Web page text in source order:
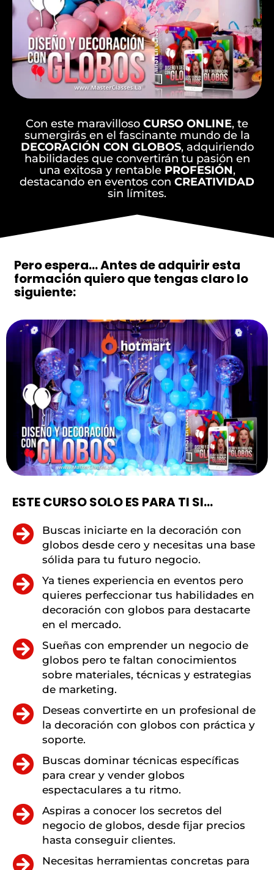
Con este maravilloso CURSO ONLINE, te
sumergirás en el fascinante mundo de la
DECORACIÓN CON GLOBOS, adquiriendo
habilidades que convertirán tu pasión en
una exitosa y rentable PROFESIÓN,
destacando en eventos con CREATIVIDAD
sin límites.
Pero espera… Antes de adquirir esta
formación quiero que tengas claro lo
siguiente:
ESTE CURSO SOLO ES PARA TI SI...
Buscas iniciarte en la decoración con
globos desde cero y necesitas una base
sólida para tu futuro negocio.
Ya tienes experiencia en eventos pero
quieres perfeccionar tus habilidades en
decoración con globos para destacarte
en el mercado.
Sueñas con emprender un negocio de
globos pero te faltan conocimientos
sobre materiales, técnicas y estrategias
de marketing.
Deseas convertirte en un profesional de
la decoración con globos con práctica y
soporte.
Buscas dominar técnicas específicas
para crear y vender globos
espectaculares a tu ritmo.
Aspiras a conocer los secretos del
negocio de globos, desde fijar precios
hasta conseguir clientes.
Necesitas herramientas concretas para